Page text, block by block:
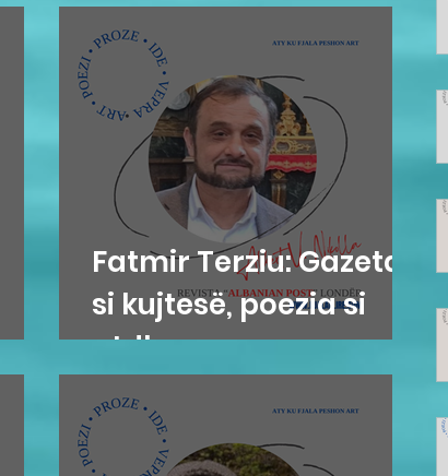
Fatmir Terziu: Gazetari
si kujtesë, poezia si
atdhe